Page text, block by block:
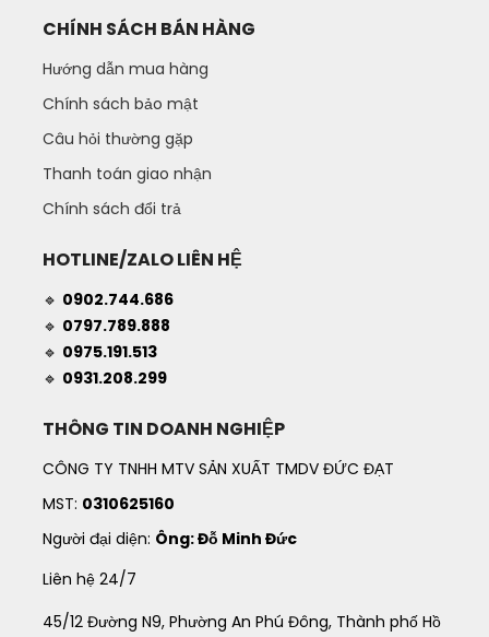
CHÍNH SÁCH BÁN HÀNG
Hướng dẫn mua hàng
Chính sách bảo mật
Câu hỏi thường gặp
Thanh toán giao nhận
Chính sách đổi trả
HOTLINE/ZALO LIÊN HỆ
🔹 0902.744.686
🔹 0797.789.888
🔹 0975.191.513
🔹 0931.208.299
THÔNG TIN DOANH NGHIỆP
CÔNG TY TNHH MTV SẢN XUẤT TMDV ĐỨC ĐẠT
MST: 0310625160
Người đại diện: Ông: Đỗ Minh Đức
Liên hệ 24/7
45/12 Đường N9, Phường An Phú Đông, Thành phố Hồ